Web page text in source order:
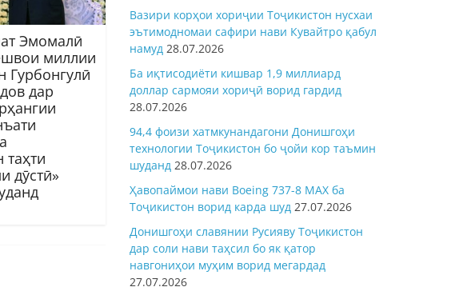
Эмомалӣ
миллии
Гурбонгулӣ
дар
таҳти
дӯстӣ»
Вазири корҳои хориҷии Тоҷикистон нусхаи
эътимодномаи сафири нави Кувайтро қабул
намуд 28.07.2026
Ба иқтисодиёти кишвар 1,9 миллиард
доллар сармояи хориҷӣ ворид гардид
28.07.2026
94,4 фоизи хатмкунандагони Донишгоҳи
технологии Тоҷикистон бо ҷойи кор таъмин
шуданд 28.07.2026
Ҳавопаймои нави Boeing 737-8 MAX ба
Тоҷикистон ворид карда шуд 27.07.2026
Донишгоҳи славянии Русияву Тоҷикистон
дар соли нави таҳсил бо як қатор
навгониҳои муҳим ворид мегардад
27.07.2026